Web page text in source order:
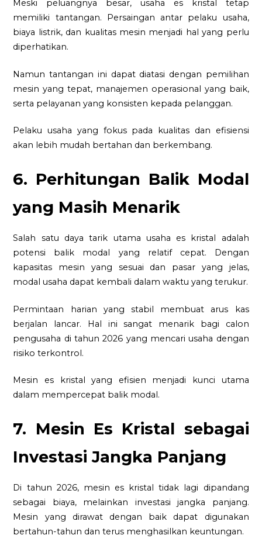
Meski peluangnya besar, usaha es kristal tetap
memiliki tantangan. Persaingan antar pelaku usaha,
biaya listrik, dan kualitas mesin menjadi hal yang perlu
diperhatikan.
Namun tantangan ini dapat diatasi dengan pemilihan
mesin yang tepat, manajemen operasional yang baik,
serta pelayanan yang konsisten kepada pelanggan.
Pelaku usaha yang fokus pada kualitas dan efisiensi
akan lebih mudah bertahan dan berkembang.
6. Perhitungan Balik Modal
yang Masih Menarik
Salah satu daya tarik utama usaha es kristal adalah
potensi balik modal yang relatif cepat. Dengan
kapasitas mesin yang sesuai dan pasar yang jelas,
modal usaha dapat kembali dalam waktu yang terukur.
Permintaan harian yang stabil membuat arus kas
berjalan lancar. Hal ini sangat menarik bagi calon
pengusaha di tahun 2026 yang mencari usaha dengan
risiko terkontrol.
Mesin es kristal yang efisien menjadi kunci utama
dalam mempercepat balik modal.
7. Mesin Es Kristal sebagai
Investasi Jangka Panjang
Di tahun 2026, mesin es kristal tidak lagi dipandang
sebagai biaya, melainkan investasi jangka panjang.
Mesin yang dirawat dengan baik dapat digunakan
bertahun-tahun dan terus menghasilkan keuntungan.